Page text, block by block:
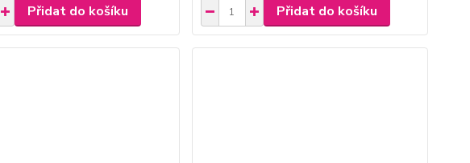
Přidat do košíku Přidat do košíku